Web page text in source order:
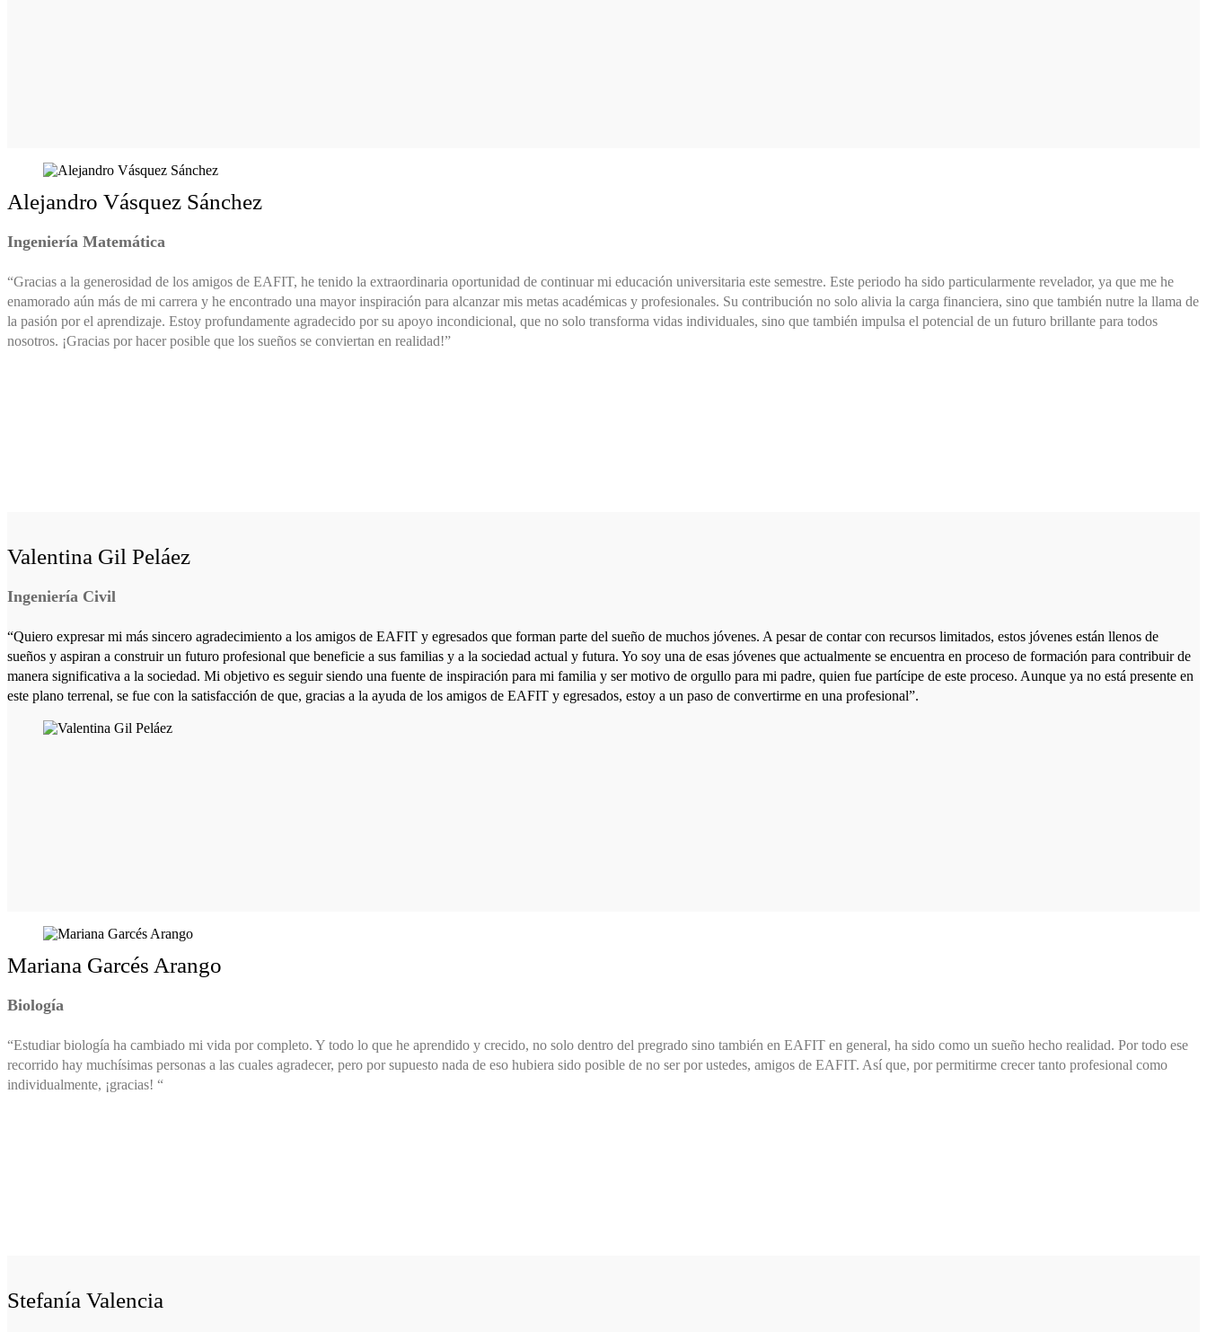
Alejandro Vásquez Sánchez
Ingeniería Matemática
“Gracias a la generosidad de los amigos de EAFIT, he tenido la extraordinaria oportunidad de continuar mi educación universitaria este semestre. Este periodo ha sido particularmente revelador, ya que me he
enamorado aún más de mi carrera y he encontrado una mayor inspiración para alcanzar mis metas académicas y profesionales. Su contribución no solo alivia la carga financiera, sino que también nutre la llama de
la pasión por el aprendizaje. Estoy profundamente agradecido por su apoyo incondicional, que no solo transforma vidas individuales, sino que también impulsa el potencial de un futuro brillante para todos
nosotros. ¡Gracias por hacer posible que los sueños se conviertan en realidad!”
Valentina Gil Peláez
Ingeniería Civil
“Quiero expresar mi más sincero agradecimiento a los amigos de EAFIT y egresados que forman parte del sueño de muchos jóvenes. A pesar de contar con recursos limitados, estos jóvenes están llenos de
sueños y aspiran a construir un futuro profesional que beneficie a sus familias y a la sociedad actual y futura. Yo soy una de esas jóvenes que actualmente se encuentra en proceso de formación para contribuir de
manera significativa a la sociedad. Mi objetivo es seguir siendo una fuente de inspiración para mi familia y ser motivo de orgullo para mi padre, quien fue partícipe de este proceso. Aunque ya no está presente en
este plano terrenal, se fue con la satisfacción de que, gracias a la ayuda de los amigos de EAFIT y egresados, estoy a un paso de convertirme en una profesional”.
Mariana Garcés Arango
Biología
“Estudiar biología ha cambiado mi vida por completo. Y todo lo que he aprendido y crecido, no solo dentro del pregrado sino también en EAFIT en general, ha sido como un sueño hecho realidad. Por todo ese
recorrido hay muchísimas personas a las cuales agradecer, pero por supuesto nada de eso hubiera sido posible de no ser por ustedes, amigos de EAFIT. Así que, por permitirme crecer tanto profesional como
individualmente, ¡gracias! “
Stefanía Valencia